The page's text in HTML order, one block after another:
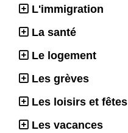
L'immigration
La santé
Le logement
Les grèves
Les loisirs et fêtes
Les vacances